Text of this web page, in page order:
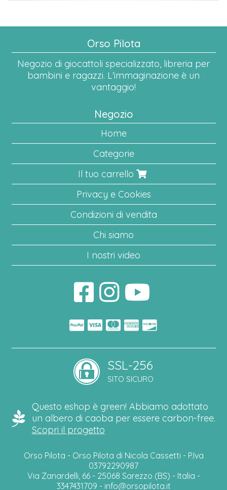
Orso Pilota
Negozio di giocattoli specializzato, libreria per
bambini e ragazzi. L'immaginazione è un
vantaggio!
Negozio
Home
Categorie
Il tuo carrello
Privacy e Cookies
Condizioni di vendita
Chi siamo
I nostri video
SSL-256
SITO SICURO
Questo eshop è green! Abbiamo adottato
un albero di caoba per essere carbon-free.
Scopri il progetto
Orso Pilota - Orso Pilota di Nicola Cassetti - P.Iva
03792290987
Via Zanardelli, 66 - 25068 Sarezzo (BS) - Italia -
3347431709 - info@orsopilota.it